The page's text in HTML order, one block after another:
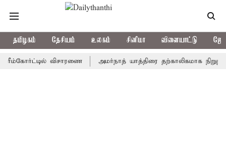
தமிழகம் தேசியம் உலகம் சினிமா விளையாட்டு
விசாரணை அமர்நாத் யாத்திரை தற்காலிகமாக நிறுத்தம்